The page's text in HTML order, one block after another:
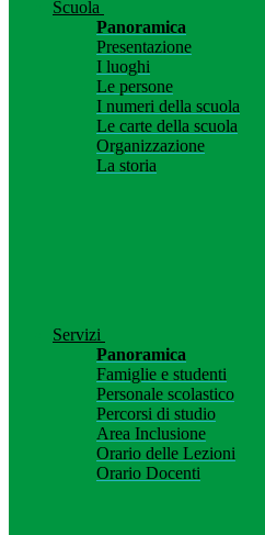
Scuola
Panoramica
Presentazione
I luoghi
Le persone
I numeri della scuola
Le carte della scuola
Organizzazione
La storia
Servizi
Panoramica
Famiglie e studenti
Personale scolastico
Percorsi di studio
Area Inclusione
Orario delle Lezioni
Orario Docenti